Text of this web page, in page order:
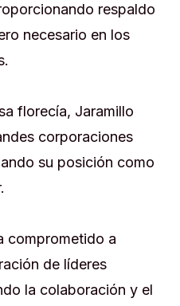
respaldo
necesario en los
florecía, Jaramillo
corporaciones
su posición como
comprometido a
de líderes
la colaboración y el